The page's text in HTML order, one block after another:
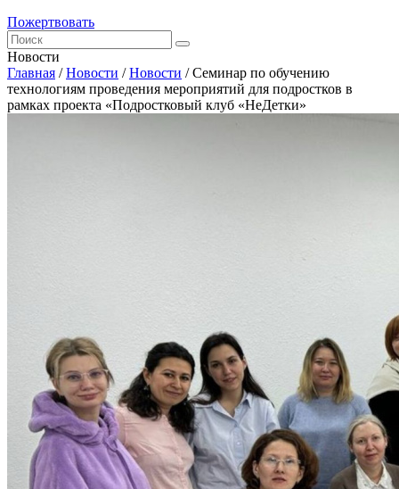
Пожертвовать
Новости
Главная / Новости / Новости / Семинар по обучению
технологиям проведения мероприятий для подростков в
рамках проекта «Подростковый клуб «НеДетки»